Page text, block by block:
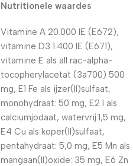
Nutritionele waardes
Vitamine A 20.000 IE (E672),
vitamine D3 1.400 IE (E671),
vitamine E als all rac-alpha-
tocopherylacetat (3a700) 500
mg, E1 Fe als ijzer(II)sulfaat,
monohydraat: 50 mg, E2 I als
calciumjodaat, watervrij:1,5 mg,
E4 Cu als koper(II)sulfaat,
pentahydraat: 5,0 mg, E5 Mn als
mangaan(II)oxide: 35 mg, E6 Zn